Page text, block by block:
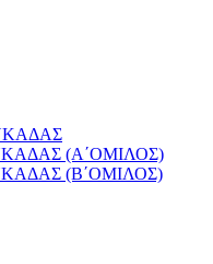
(Α΄ΟΜΙΛΟΣ)
(Β΄ΟΜΙΛΟΣ)